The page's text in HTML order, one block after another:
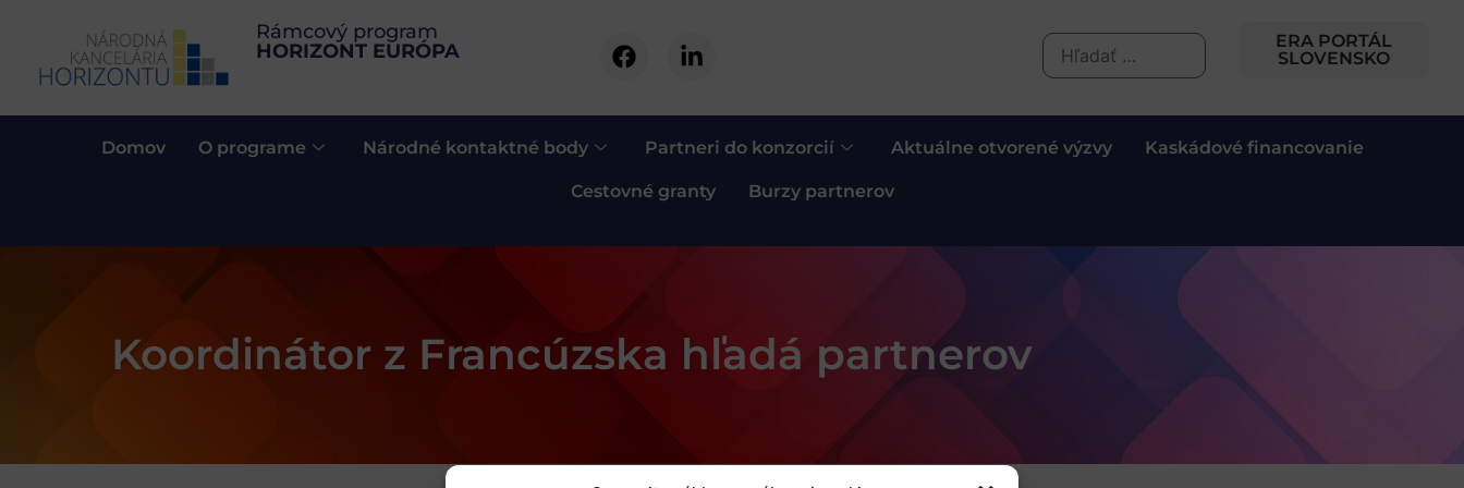
Rámcový program
HORIZONT EURÓPA
ERA PORTÁL
SLOVENSKO
Domov O programe Národné kontaktné body Partneri do konzorcií Aktuálne otvorené výzvy Kaskádové financovanie
Cestovné granty Burzy partnerov
Koordinátor z Francúzska hľadá partnerov